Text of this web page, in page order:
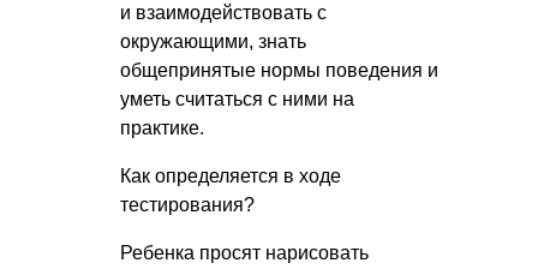
и взаимодействовать с
окружающими, знать
общепринятые нормы поведения и
уметь считаться с ними на
практике.
Как определяется в ходе
тестирования?
Ребенка просят нарисовать